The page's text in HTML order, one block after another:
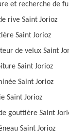
et recherche de
rive Saint Jorioz
Saint Jorioz
de velux Saint
Saint Jorioz
Saint Jorioz
Saint Jorioz
gouttière Saint
Saint Jorioz